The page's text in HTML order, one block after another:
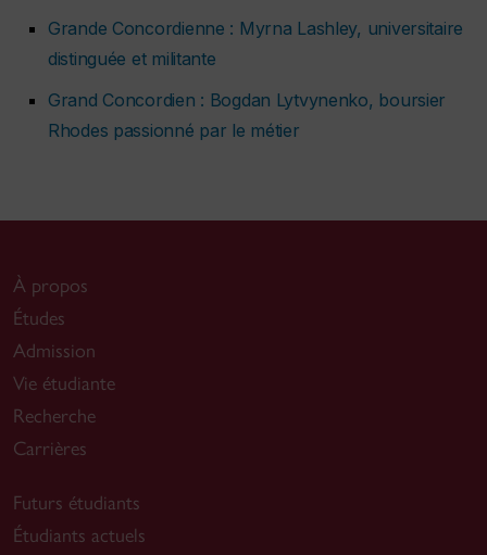
Grande Concordienne : Myrna Lashley, universitaire
distinguée et militante
Grand Concordien : Bogdan Lytvynenko, boursier
Rhodes passionné par le métier
À propos
Études
Admission
Vie étudiante
Recherche
Carrières
Futurs étudiants
Étudiants actuels